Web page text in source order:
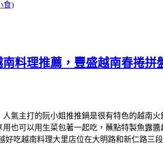
食)
料理推薦，豐盛越南春捲
氣主打的阮小姐推推鍋是很有特色的越南
也可以用生菜包著一起吃，蘸點特製魚露
吃越南料理大里店位在大明路和新仁路